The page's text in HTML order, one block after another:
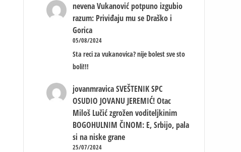
nevena Vukanović potpuno izgubio
razum: Priviđaju mu se Draško i
Gorica
05/08/2024
Sta reci za vukanovica? nije bolest sve sto
boli!!!
jovanmravica SVEŠTENIK SPC
OSUDIO JOVANU JEREMIĆ! Otac
Miloš Lučić zgrožen voditeljkinim
BOGOHULNIM ČINOM: E, Srbijo, pala
si na niske grane
25/07/2024